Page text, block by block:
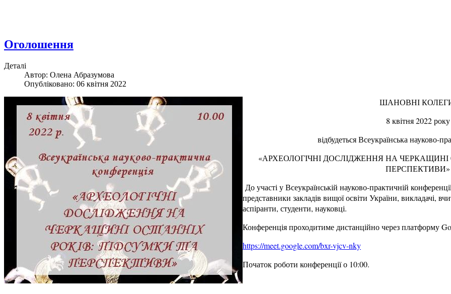
Оголошення
Деталі
Автор: Олена Абразумова
Опубліковано: 06 квітня 2022
ШАНОВНІ
8 квітня 2022 року
відбудеться Всеукраїнська науково-
«АРХЕОЛОГІЧНІ ДОСЛІДЖЕННЯ НА
ПЕРСПЕКТИВИ»
До участі у Всеукраїнській науково-практичній
представники закладів вищої освіти України, викладачі,
аспіранти, студенти, науковці.
Конференція проходитиме дистанційно через платформу
https://meet.google.com/bxr-vjcv-nky
Початок роботи конференції о 10:00.